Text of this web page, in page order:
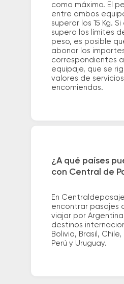
como máximo. El
entre ambos
superar los 15 Kg.
supera los límites
peso, es posible
abonar los
correspondientes
equipaje, que se
valores de
encomiendas.
¿A qué países
con Central de
En
encontrar pasajes
viajar por
destinos
Bolivia, Brasil,
Perú y Uruguay.